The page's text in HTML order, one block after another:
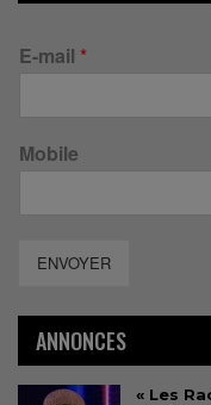
E-mail *
Mobile
ENVOYER
ANNONCES
« Les